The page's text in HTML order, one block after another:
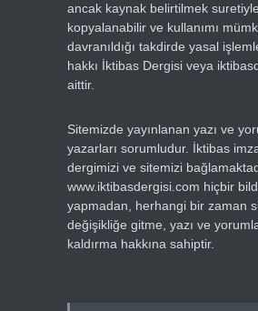
ancak kaynak belirtilmek suretiyle
kopyalanabilir ve kullanımı
davranıldığı takdirde yasal
hakkı İktibas Dergisi veya
aittir.
Sitemizde yayınlanan yazı ve
yazarları sorumludur. İktibas
dergimizi ve sitemizi
www.iktibasdergisi.com hiçbir
yapmadan, herhangi bir zaman
değişikliğe gitme, yazı ve
kaldırma hakkına sahiptir.